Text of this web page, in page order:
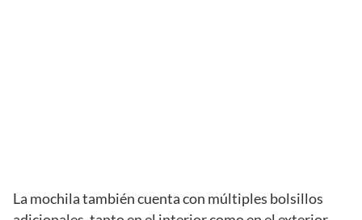
La mochila también cuenta con múltiples bolsillos